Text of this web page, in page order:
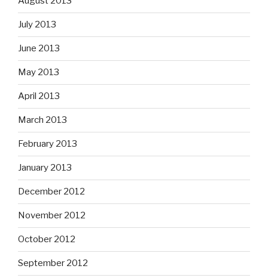
July 2013
June 2013
May 2013
April 2013
March 2013
February 2013
January 2013
December 2012
November 2012
October 2012
September 2012